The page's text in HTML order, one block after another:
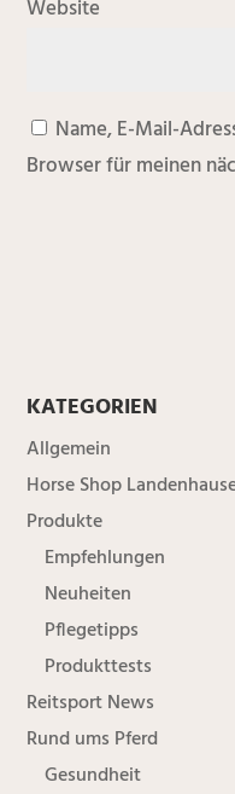
Website
Name, E-Mail-
Browser für meinen
KATEGORIEN
Allgemein
Horse Shop
Produkte
Empfehlungen
Neuheiten
Pflegetipps
Produkttests
Reitsport News
Rund ums Pferd
Gesundheit